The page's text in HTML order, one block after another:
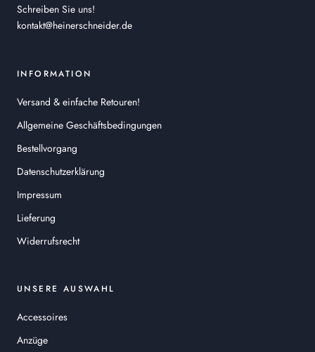
Schreiben Sie uns!
kontakt@heinerschneider.de
INFORMATION
Versand & einfache Retouren!
Allgemeine Geschäftsbedingungen
Bestellvorgang
Datenschutzerklärung
Impressum
Lieferung
Widerrufsrecht
UNSERE AUSWAHL
Accessoires
Anzüge